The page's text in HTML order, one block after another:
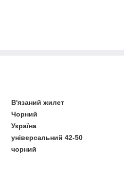
В'язаний жилет
Чорний
Україна
універсальний 42-50
чорний